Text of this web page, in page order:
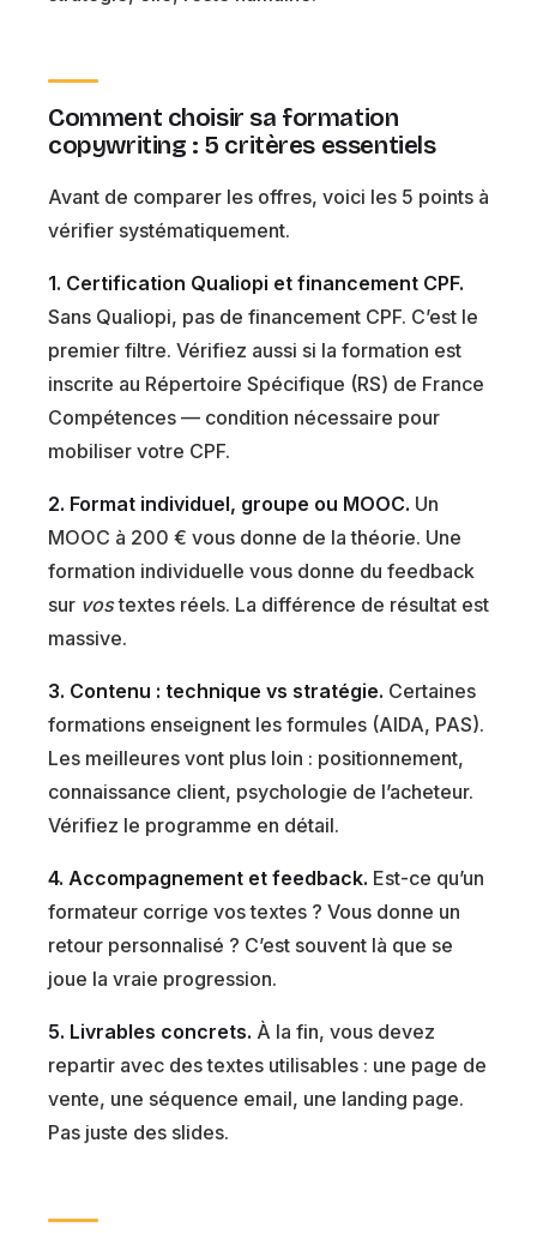
Comment choisir sa formation
copywriting : 5 critères essentiels
Avant de comparer les offres, voici les 5 points à
vérifier systématiquement.
1. Certification Qualiopi et financement CPF.
Sans Qualiopi, pas de financement CPF. C’est le
premier filtre. Vérifiez aussi si la formation est
inscrite au Répertoire Spécifique (RS) de France
Compétences — condition nécessaire pour
mobiliser votre CPF.
2. Format individuel, groupe ou MOOC. Un
MOOC à 200 € vous donne de la théorie. Une
formation individuelle vous donne du feedback
sur vostextes réels. La différence de résultat est
massive.
3. Contenu : technique vs stratégie. Certaines
formations enseignent les formules (AIDA, PAS).
Les meilleures vont plus loin : positionnement,
connaissance client, psychologie de l’acheteur.
Vérifiez le programme en détail.
4. Accompagnement et feedback. Est-ce qu’un
formateur corrige vos textes ? Vous donne un
retour personnalisé ? C’est souvent là que se
joue la vraie progression.
5. Livrables concrets. À la fin, vous devez
repartir avec des textes utilisables : une page de
vente, une séquence email, une landing page.
Pas juste des slides.